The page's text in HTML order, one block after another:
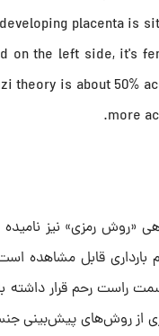
placenta is
on the left side, it's
theory is about 50%
more
«روش رمزی» نیز
قابل مشاهده
راست رحم قرار